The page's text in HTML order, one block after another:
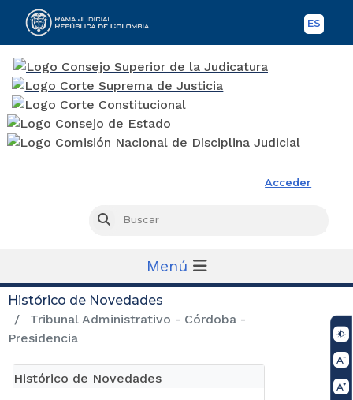
ES
Acceder
Buscar
Menú
Histórico de Novedades
Tribunal Administrativo - Córdoba -
Presidencia
Histórico de Novedades